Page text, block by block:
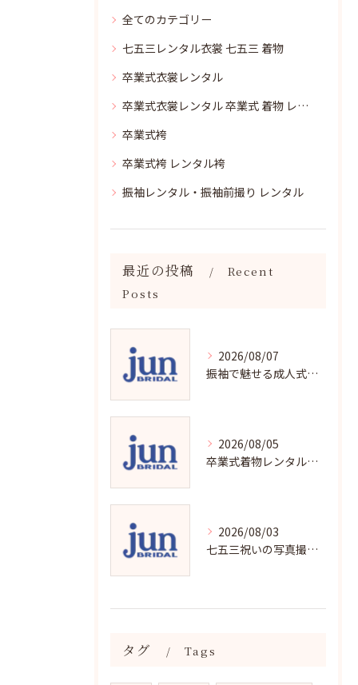
全てのカテゴリー
七五三レンタル衣裳 七五三 着物
卒業式衣裳レンタル
卒業式衣裳レンタル 卒業式 着物 レンタル
卒業式袴
卒業式袴 レンタル袴
振袖レンタル・振袖前撮り レンタル
最近の投稿
Recent
Posts
2026/08/07
振袖で魅せる成人式写真の魅力と撮影ポイント
2026/08/05
卒業式着物レンタルの選び方と魅力
2026/08/03
七五三祝いの写真撮影で残す成長の瞬間
タグ Tags